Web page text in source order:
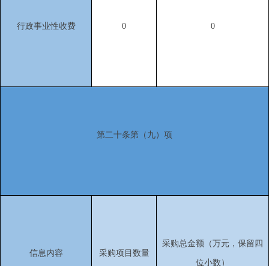
行政事业性收费 0 0
第二十条第（九）项
信息内容 采购项目数量
采购总金额（万元，保留四
位小数）